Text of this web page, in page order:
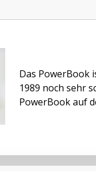
Das PowerBook
1989 noch sehr
PowerBook auf